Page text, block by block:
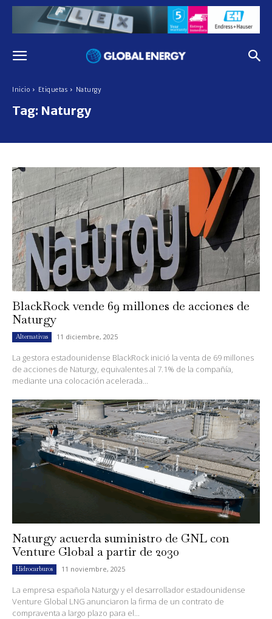
Inicio Etiquetas Naturgy
Tag: Naturgy
BlackRock vende 69 millones de acciones de
Naturgy
Alternativas 11 diciembre, 2025
La gestora estadounidense BlackRock inició la venta de 69 millones
de acciones de Naturgy, equivalentes al 7.1% de la compañía,
mediante una colocación acelerada...
Naturgy acuerda suministro de GNL con
Venture Global a partir de 2030
Hidrocarburos 11 noviembre, 2025
La empresa española Naturgy y el desarrollador estadounidense
Venture Global LNG anunciaron la firma de un contrato de
compraventa a largo plazo para el...